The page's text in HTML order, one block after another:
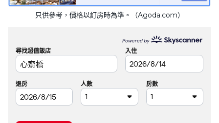
只供參考，價格以訂房時為準。（Agoda.com）